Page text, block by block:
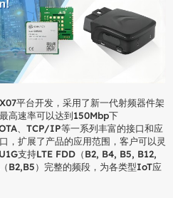
平台开发，采用了新一代射频器件架
高速率可以达到150Mbp下
、TCP/IP等一系列丰富的接口和应
，扩展了产品的应用范围，客户可以灵
支持LTE FDD（B2, B4, B5, B12,
B2,B5）完整的频段，为各类型IoT应